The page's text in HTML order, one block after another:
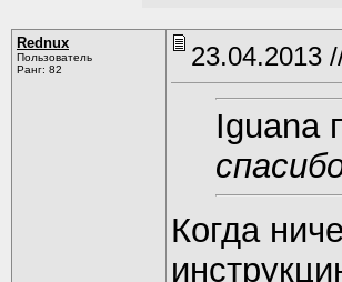
Rednux
Пользователь
Ранг: 82
23.04.2013
Iguana
Когда